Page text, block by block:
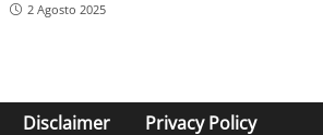
2 Agosto 2025
Disclaimer Privacy Policy